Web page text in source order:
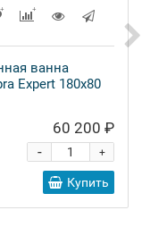
ванна
Expert 180x80
60 200 ₽
+
-
Купить